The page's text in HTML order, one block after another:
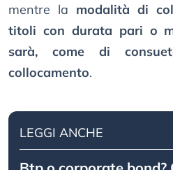
mentre la modalità di
titoli con durata pari o
sarà, come di
collocamento.
LEGGI ANCHE